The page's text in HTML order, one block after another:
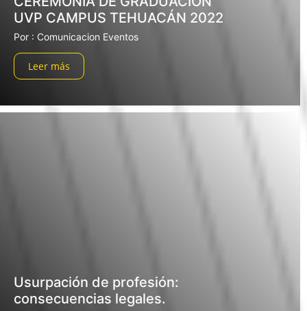
UVP CAMPUS TEHUACÁN 2022
Por : Comunicacion Eventos
Leer más
Usurpación de profesión:
consecuencias legales.